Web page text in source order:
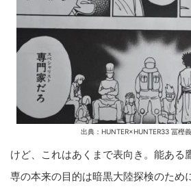
出典：HUNTER×HUNTER33 冨樫
けど、これはあくまで表向き。能ある
専の本来の目的は暗黒大陸探検のため